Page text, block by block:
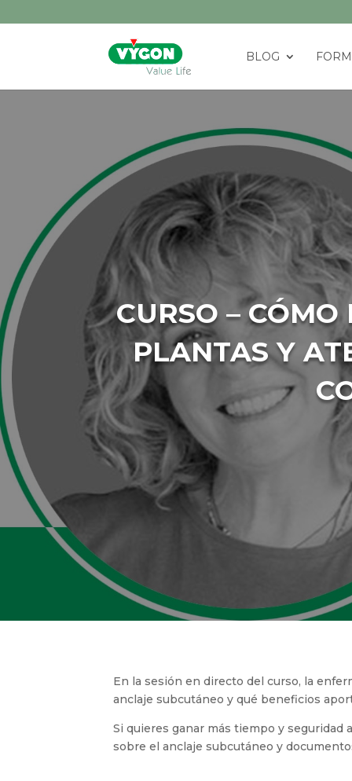
BLOG
CURSO – CÓMO
PLANTAS Y
En la sesión en directo del curso, la
anclaje subcutáneo y qué beneficios
Si quieres ganar más tiempo y seguridad
sobre el anclaje subcutáneo y